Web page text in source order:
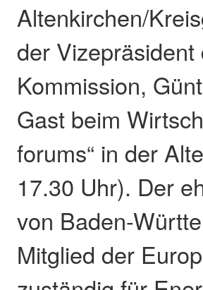
Altenkirchen/
der
Kommission,
Gast beim
forums“ in der
17.30 Uhr). Der
von Baden-
Mitglied der